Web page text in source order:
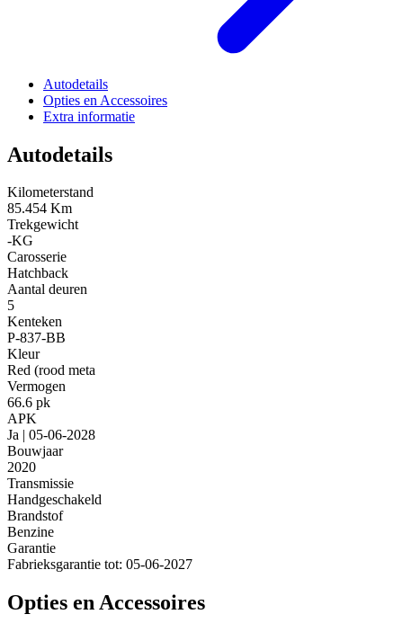
Autodetails
Opties en Accessoires
Extra informatie
Autodetails
Kilometerstand
85.454 Km
Trekgewicht
-KG
Carosserie
Hatchback
Aantal deuren
5
Kenteken
P-837-BB
Kleur
Red (rood meta
Vermogen
66.6 pk
APK
Ja | 05-06-2028
Bouwjaar
2020
Transmissie
Handgeschakeld
Brandstof
Benzine
Garantie
Fabrieksgarantie tot: 05-06-2027
Opties en Accessoires